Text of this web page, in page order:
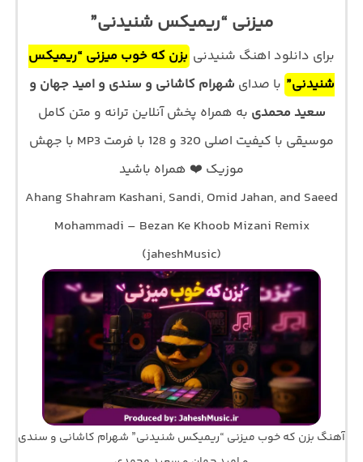
میزنی “ریمیکس شنیدنی”
برای دانلود اهنگ شنیدنی بزن که خوب میزنی “ریمیکس
شنیدنی” با صدای شهرام کاشانی و سندی و امید جهان و
سعید محمدی به همراه پخش آنلاین ترانه و متن کامل
موسیقی با کیفیت اصلی 320 و 128 با فرمت MP3 با جهش
موزیک ❤️ همراه باشید
Ahang Shahram Kashani, Sandi, Omid Jahan, and Saeed
Mohammadi – Bezan Ke Khoob Mizani Remix
(jaheshMusic)
آهنگ بزن که خوب میزنی “ریمیکس شنیدنی” شهرام کاشانی و سندی